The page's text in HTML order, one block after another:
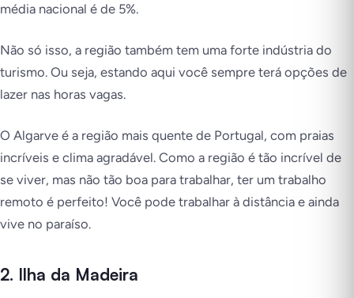
média nacional é de 5%.
Não só isso, a região também tem uma forte indústria do
turismo. Ou seja, estando aqui você sempre terá opções de
lazer nas horas vagas.
O Algarve é a região mais quente de Portugal, com praias
incríveis e clima agradável. Como a região é tão incrível de
se viver, mas não tão boa para trabalhar, ter um trabalho
remoto é perfeito! Você pode trabalhar à distância e ainda
vive no paraíso.
2. Ilha da Madeira